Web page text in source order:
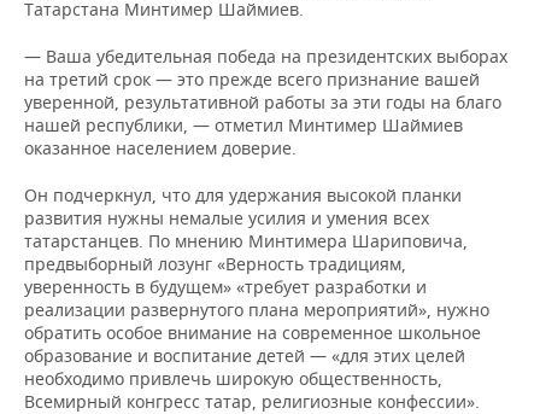
Татарстана Минтимер Шаймиев.
— Ваша убедительная победа на президентских выборах
на третий срок — это прежде всего признание вашей
уверенной, результативной работы за эти годы на благо
нашей республики, — отметил Минтимер Шаймиев
оказанное населением доверие.
Он подчеркнул, что для удержания высокой планки
развития нужны немалые усилия и умения всех
татарстанцев. По мнению Минтимера Шариповича,
предвыборный лозунг «Верность традициям,
уверенность в будущем» «требует разработки и
реализации развернутого плана мероприятий», нужно
обратить особое внимание на современное школьное
образование и воспитание детей — «для этих целей
необходимо привлечь широкую общественность,
Всемирный конгресс татар, религиозные конфессии».